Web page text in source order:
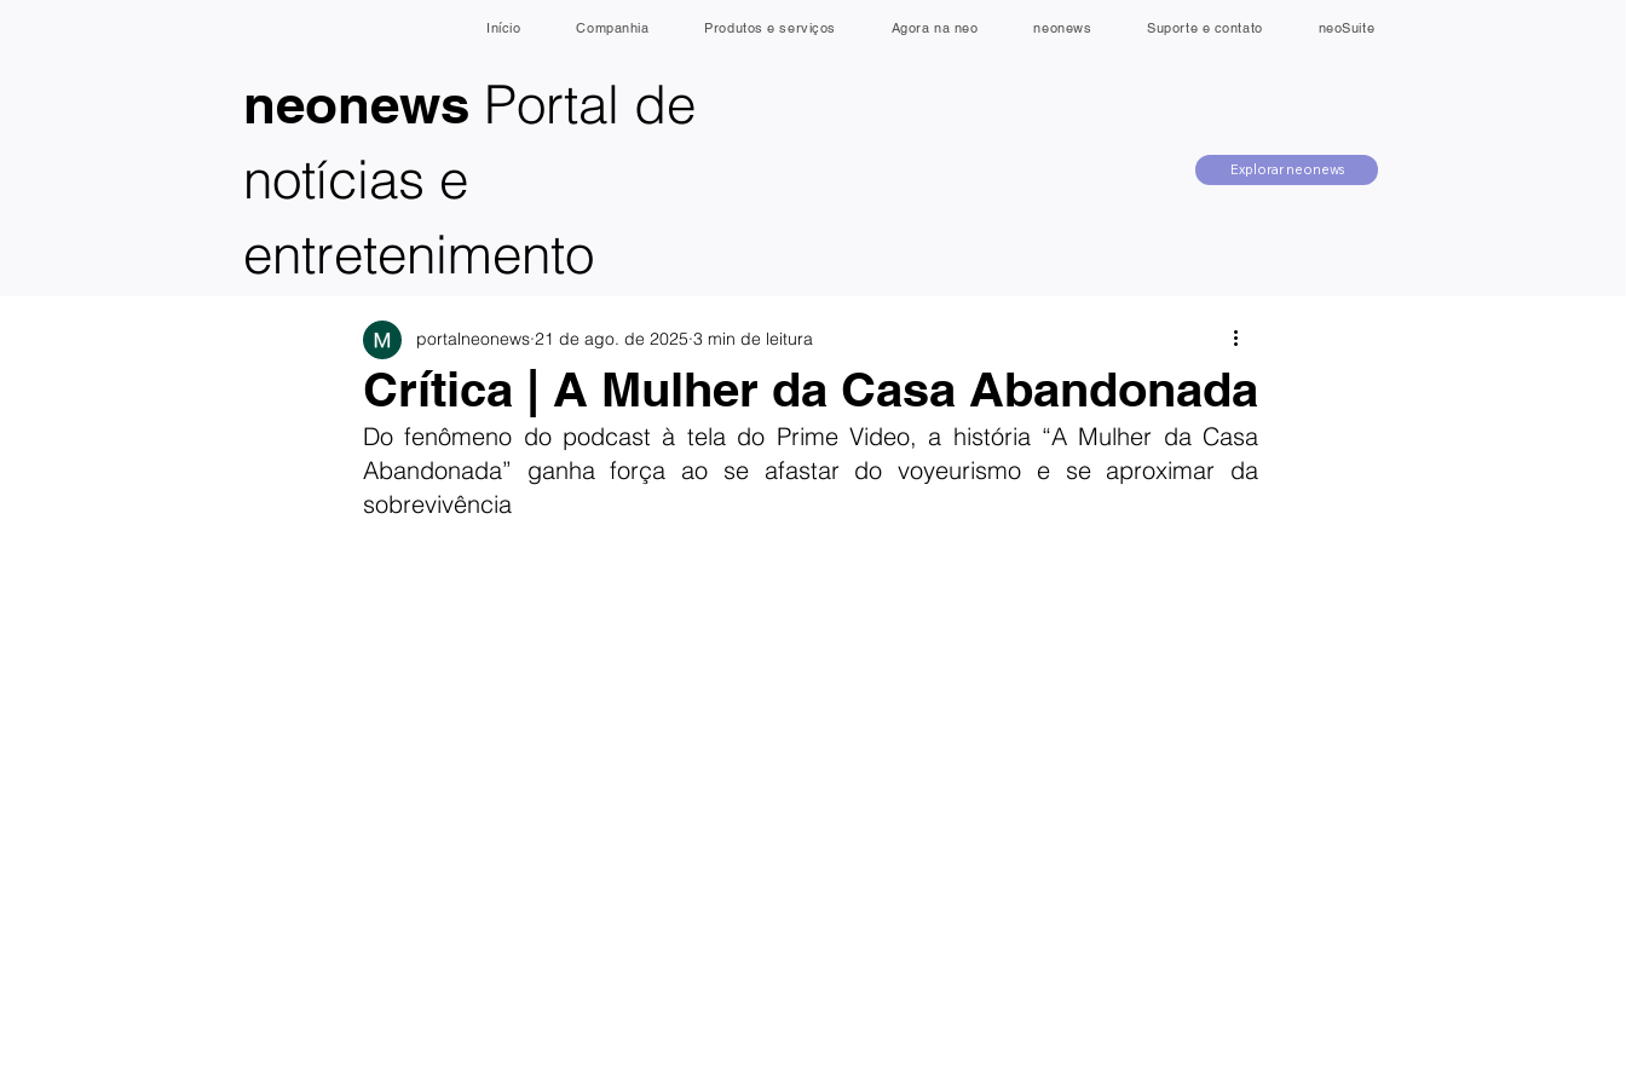
Explorar neonews
neonews Portal de
notícias e
entretenimento
Início Companhia Produtos e serviços Agora na neo neonews Suporte e contato neoSuite
Crítica | A Mulher da Casa Abandonada
portalneonews 21 de ago. de 2025 3 min de leitura
Do fenômeno do podcast à tela do Prime Video, a história “A Mulher da Casa
Abandonada” ganha força ao se afastar do voyeurismo e se aproximar da
sobrevivência